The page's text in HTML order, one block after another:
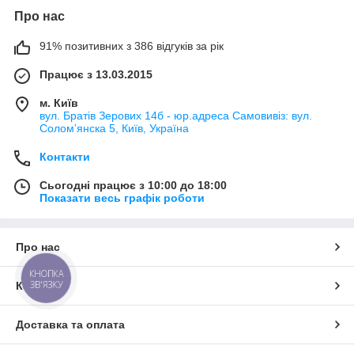
Про нас
91% позитивних з 386 відгуків за рік
Працює з 13.03.2015
м. Київ
вул. Братів Зерових 14б - юр.адреса Самовивіз: вул.
Соломʼянска 5, Київ, Україна
Контакти
Сьогодні працює з 10:00 до 18:00
Показати весь графік роботи
Про нас
Контакти
Доставка та оплата
КНОПКА
ЗВ'ЯЗКУ